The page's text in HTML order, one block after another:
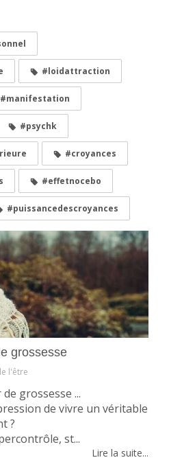
#loidattraction
#manifestation
#psychk
#croyances
#effetnocebo
#puissancedescroyances
grossesse
l'être
grossesse ...
de vivre un véritable
?
st...
Lire la suite...